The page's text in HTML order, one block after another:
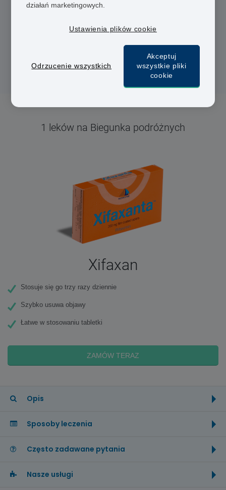
Szybka dostawa
Bezpieczna płatność
1 leków na Biegunka podróżnych
Xifaxan
Stosuje się go trzy razy dziennie
Szybko usuwa objawy
Łatwe w stosowaniu tabletki
ZAMÓW TERAZ
Opis
Sposoby leczenia
Często zadawane pytania
Nasze usługi
działań marketingowych.
Ustawienia plików cookie
Odrzucenie wszystkich
Akceptuj
wszystkie pliki
cookie